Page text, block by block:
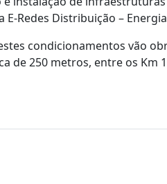
Redes Distribuição –
condicionamentos vão
de 250 metros, entre os Km